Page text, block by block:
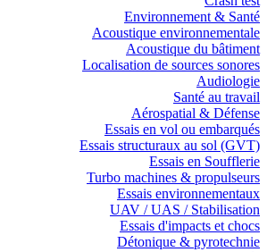
Environnement & Santé
Acoustique environnementale
Acoustique du bâtiment
Localisation de sources sonores
Audiologie
Santé au travail
Aérospatial & Défense
Essais en vol ou embarqués
Essais structuraux au sol (GVT)
Essais en Soufflerie
Turbo machines & propulseurs
Essais environnementaux
UAV / UAS / Stabilisation
Essais d'impacts et chocs
Détonique & pyrotechnie